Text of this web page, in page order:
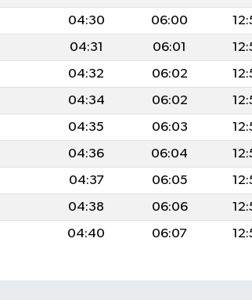
04:30 06:00
04:31 06:01
04:32 06:02
04:34 06:02
04:35 06:03
04:36 06:04
04:37 06:05
04:38 06:06
04:40 06:07